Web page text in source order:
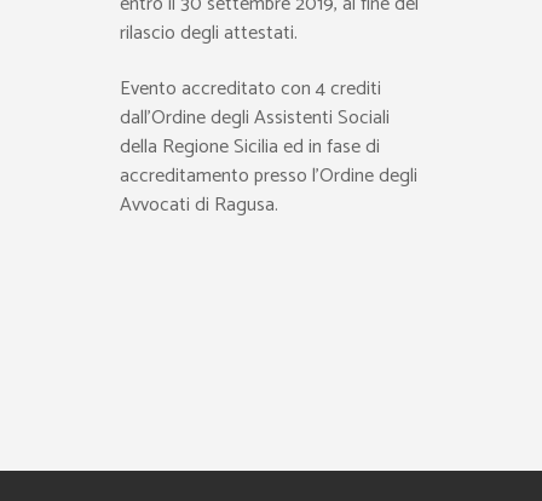
rilascio degli attestati.
Evento accreditato con 4 crediti
dall’Ordine degli Assistenti Sociali
della Regione Sicilia ed in fase di
accreditamento presso l’Ordine degli
Avvocati di Ragusa.